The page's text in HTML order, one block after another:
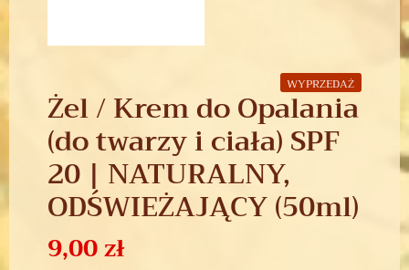
WYPRZEDAŻ
Żel / Krem do Opalania
(do twarzy i ciała) SPF
20 | NATURALNY,
ODŚWIEŻAJĄCY (50ml)
9,00zł